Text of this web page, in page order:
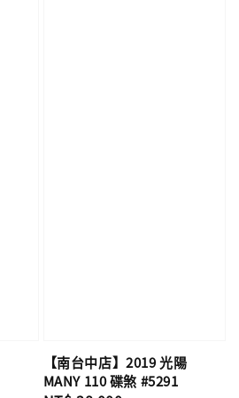
【南台中店】2019 光陽
MANY 110 碟煞 #5291